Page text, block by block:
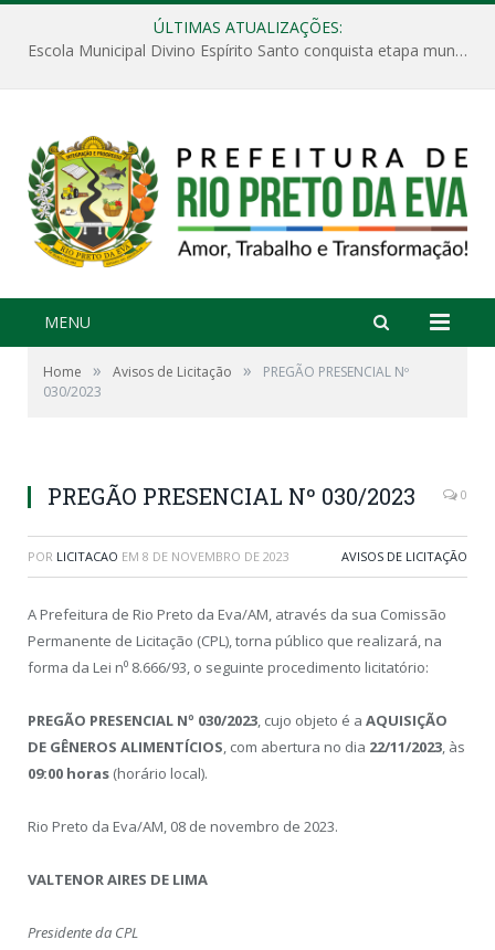
ÚLTIMAS ATUALIZAÇÕES:
Escola Municipal Divino Espírito Santo conquista etapa municipal da V Feira Amazonense de Matemática
MENU
Home » Avisos de Licitação »
PREGÃO PRESENCIAL Nº
030/2023
PREGÃO PRESENCIAL Nº 030/2023 0
POR LICITACAO EM 8 DE NOVEMBRO DE 2023 AVISOS DE LICITAÇÃO
A Prefeitura de Rio Preto da Eva/AM, através da sua Comissão
Permanente de Licitação (CPL), torna público que realizará, na
forma da Lei n⁰ 8.666/93, o seguinte procedimento licitatório:
PREGÃO PRESENCIAL Nº 030/2023, cujo objeto é a AQUISIÇÃO
DE GÊNEROS ALIMENTÍCIOS, com abertura no dia 22/11/2023, às
09:00 horas (horário local).
Rio Preto da Eva/AM, 08 de novembro de 2023.
VALTENOR AIRES DE LIMA
Presidente da CPL